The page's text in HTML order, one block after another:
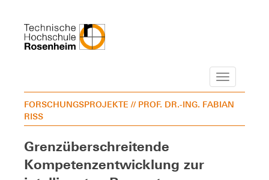
Navigation
FORSCHUNGSPROJEKTE // PROF. DR.-ING. FABIAN
RISS
Grenzüberschreitende
Kompetenzentwicklung zur